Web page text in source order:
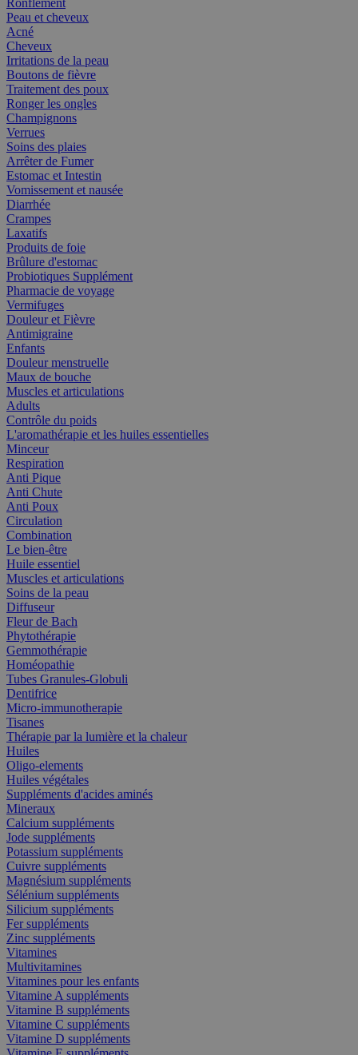
Ronflement
Peau et cheveux
Acné
Cheveux
Irritations de la peau
Boutons de fièvre
Traitement des poux
Ronger les ongles
Champignons
Verrues
Soins des plaies
Arrêter de Fumer
Estomac et Intestin
Vomissement et nausée
Diarrhée
Crampes
Laxatifs
Produits de foie
Brûlure d'estomac
Probiotiques Supplément
Pharmacie de voyage
Vermifuges
Douleur et Fièvre
Antimigraine
Enfants
Douleur menstruelle
Maux de bouche
Muscles et articulations
Adults
Contrôle du poids
L'aromathérapie et les huiles essentielles
Minceur
Respiration
Anti Pique
Anti Chute
Anti Poux
Circulation
Combination
Le bien-être
Huile essentiel
Muscles et articulations
Soins de la peau
Diffuseur
Fleur de Bach
Phytothérapie
Gemmothérapie
Homéopathie
Tubes Granules-Globuli
Dentifrice
Micro-immunotherapie
Tisanes
Thérapie par la lumière et la chaleur
Huiles
Oligo-elements
Huiles végétales
Suppléments d'acides aminés
Mineraux
Calcium suppléments
Jode suppléments
Potassium suppléments
Cuivre suppléments
Magnésium suppléments
Sélénium suppléments
Silicium suppléments
Fer suppléments
Zinc suppléments
Vitamines
Multivitamines
Vitamines pour les enfants
Vitamine A suppléments
Vitamine B suppléments
Vitamine C suppléments
Vitamine D suppléments